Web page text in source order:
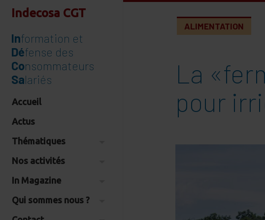
Indecosa CGT
Information et
Défense des
Consommateurs
Salariés
Accueil
Actus
Thématiques
Nos activités
In Magazine
Qui sommes nous ?
ALIMENTATION
La
pour